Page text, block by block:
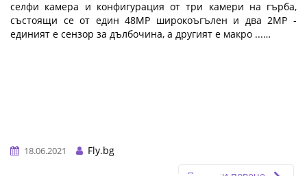
селфи камера и конфигурация от три камери на гърба,
състоящи се от един 48MP широкоъгълен и два 2MP -
единият е сензор за дълбочина, а другият е макро ...…
18.06.2021
Fly.bg